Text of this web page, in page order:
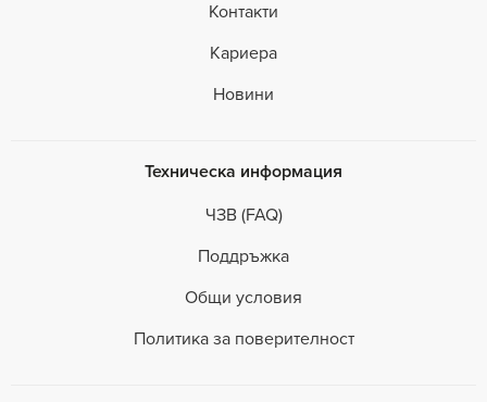
Контакти
Кариера
Новини
Техническа информация
ЧЗВ (FAQ)
Поддръжка
Общи условия
Политика за поверителност